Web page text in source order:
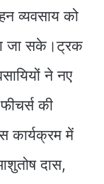
व्यवसाय को
जा सके।ट्रक
ने नए
की
कार्यक्रम में
दास,